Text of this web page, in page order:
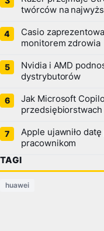
twórców na
Casio
monitorem zdrowia
Nvidia i AMD
dystrybutorów
Jak Microsoft
przedsiębiorstwach
Apple ujawniło
pracownikom
TAGI
huawei